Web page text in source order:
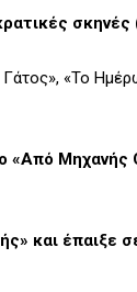
«Το
«Από
και έπαιξε